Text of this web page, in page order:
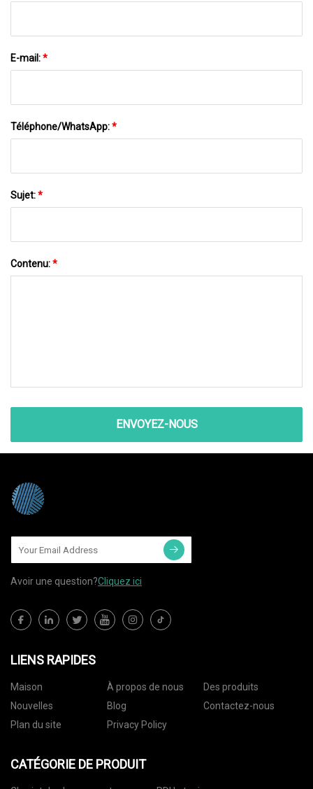
E-mail:*
Téléphone/WhatsApp:*
Sujet:*
Contenu:*
ENVOYEZ-NOUS
Avoir une question?Cliquez ici
LIENS RAPIDES
Maison À propos de nous
Des produits
Nouvelles
Blog
Contactez-nous
Plan du site
Privacy Policy
CATÉGORIE DE PRODUIT